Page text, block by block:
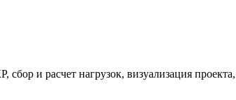
и расчет нагрузок, визуализация